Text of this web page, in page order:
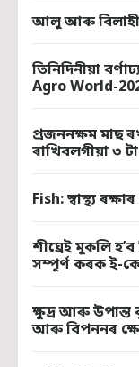
আলু আৰু বিলাহীৰ
তিনিদিনীয়া
Agro World-
প্ৰজননক্ষম মাছ
ৰাখিবলগীয়া ৩
Fish: স্বাস্থ্য
শীঘ্ৰেই মুকলি
সম্পূৰ্ণ কৰক ই-
ক্ষুদ্ৰ আৰু
আৰু বিপননৰ